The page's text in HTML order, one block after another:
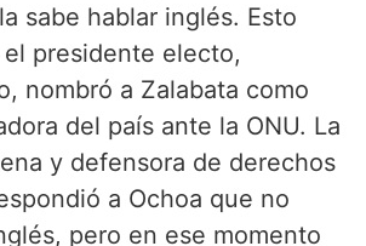
sabe hablar inglés. Esto
presidente electo,
nombró a Zalabata como
del país ante la ONU. La
y defensora de derechos
a Ochoa que no
pero en ese momento